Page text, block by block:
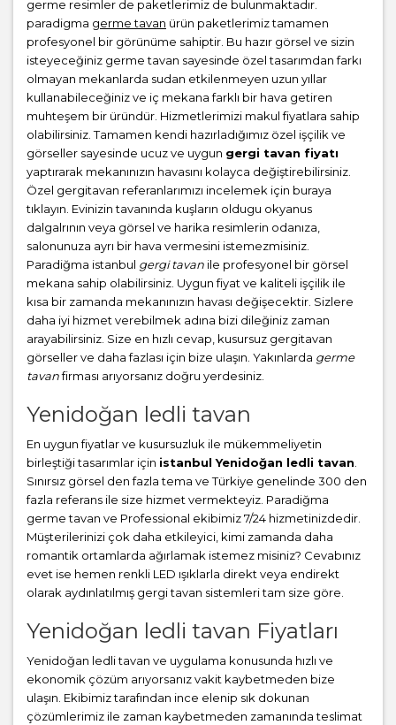
germe resimler de paketlerimiz de bulunmaktadır.
paradigma germe tavan ürün paketlerimiz tamamen
profesyonel bir görünüme sahiptir. Bu hazır görsel ve sizin
isteyeceğiniz germe tavan sayesinde özel tasarımdan farkı
olmayan mekanlarda sudan etkilenmeyen uzun yıllar
kullanabileceğiniz ve iç mekana farklı bir hava getiren
muhteşem bir üründür. Hizmetlerimizi makul fiyatlara sahip
olabilirsiniz. Tamamen kendi hazırladığımız özel işçilik ve
görseller sayesinde ucuz ve uygun gergi tavan fiyatı
yaptırarak mekanınızın havasını kolayca değiştirebilirsiniz.
Özel gergitavan referanlarımızı incelemek için buraya
tıklayın. Evinizin tavanında kuşların oldugu okyanus
dalgalrının veya görsel ve harika resimlerin odanıza,
salonunuza ayrı bir hava vermesini istemezmisiniz.
Paradiğma istanbul gergi tavan ile profesyonel bir görsel
mekana sahip olabilirsiniz. Uygun fiyat ve kaliteli işçilik ile
kısa bir zamanda mekanınızın havası değişecektir. Sizlere
daha iyi hizmet verebilmek adına bizi dileğiniz zaman
arayabilirsiniz. Size en hızlı cevap, kusursuz gergitavan
görseller ve daha fazlası için bize ulaşın. Yakınlarda germe
tavanfirması arıyorsanız doğru yerdesiniz.
Yenidoğan ledli tavan
En uygun fiyatlar ve kusursuzluk ile mükemmeliyetin
birleştiği tasarımlar için istanbul Yenidoğan ledli tavan
Sınırsız görsel den fazla tema ve Türkiye genelinde 300 den
fazla referans ile size hizmet vermekteyiz. Paradiğma
germe tavan ve Professional ekibimiz 7/24 hizmetinizdedir.
Müşterilerinizi çok daha etkileyici, kimi zamanda daha
romantik ortamlarda ağırlamak istemez misiniz? Cevabınız
evet ise hemen renkli LED ışıklarla direkt veya endirekt
olarak aydınlatılmış gergi tavan sistemleri tam size göre.
Yenidoğan ledli tavan Fiyatları
Yenidoğan ledli tavan ve uygulama konusunda hızlı ve
ekonomik çözüm arıyorsanız vakit kaybetmeden bize
ulaşın. Ekibimiz tarafından ince elenip sık dokunan
çözümlerimiz ile zaman kaybetmeden zamanında teslimat